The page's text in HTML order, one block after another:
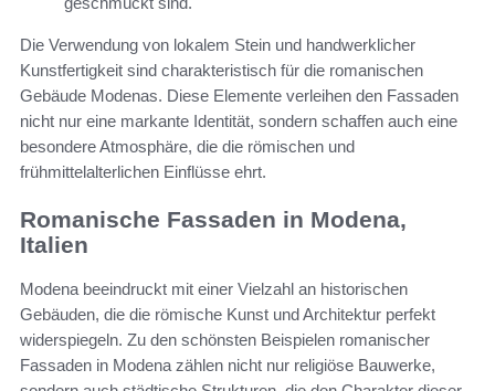
Die Verwendung von lokalem Stein und handwerklicher
Kunstfertigkeit sind charakteristisch für die romanischen
Gebäude Modenas. Diese Elemente verleihen den Fassaden
nicht nur eine markante Identität, sondern schaffen auch eine
besondere Atmosphäre, die die römischen und
frühmittelalterlichen Einflüsse ehrt.
Romanische Fassaden in Modena,
Italien
Modena beeindruckt mit einer Vielzahl an historischen
Gebäuden, die die römische Kunst und Architektur perfekt
widerspiegeln. Zu den schönsten Beispielen romanischer
Fassaden in Modena zählen nicht nur religiöse Bauwerke,